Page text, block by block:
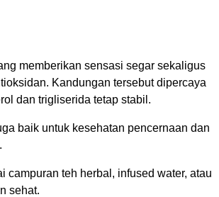
memberikan sensasi segar sekaligus
Kandungan tersebut dipercaya
dan trigliserida tetap stabil.
baik untuk kesehatan pencernaan dan
campuran teh herbal, infused water, atau
sehat.